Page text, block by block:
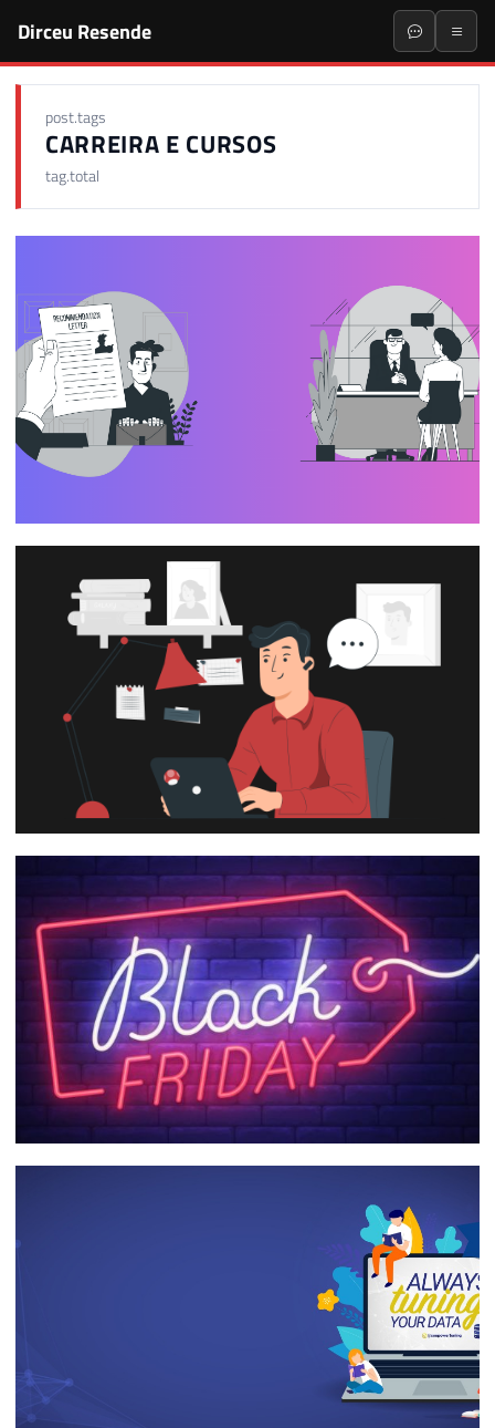
Dirceu Resende
post.tags
CARREIRA E CURSOS
tag.total
Dicas para ajudar quem se candidata à
vagas de emprego na área de TI
13 de novembro de 2024 3 min de leitura
Provas de certificação da Microsoft:
Simulados oficiais e materiais de estudo
19 de agosto de 2023 29 min de leitura
Descontos da Black Friday para cursos
de Bancos de Dados no Azure e SQL